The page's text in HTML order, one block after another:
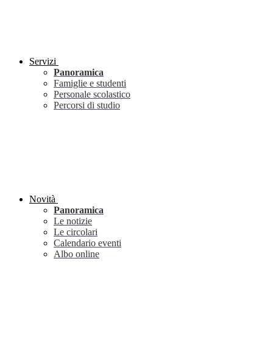
Servizi
Panoramica
Famiglie e studenti
Personale scolastico
Percorsi di studio
Novità
Panoramica
Le notizie
Le circolari
Calendario eventi
Albo online